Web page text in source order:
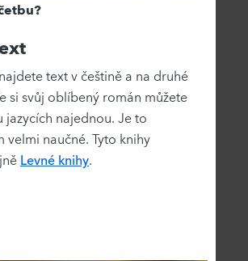
text v češtině a na druhé
si svůj oblíbený román můžete
jazycích najednou. Je to
velmi naučné. Tyto knihy
Levné knihy.